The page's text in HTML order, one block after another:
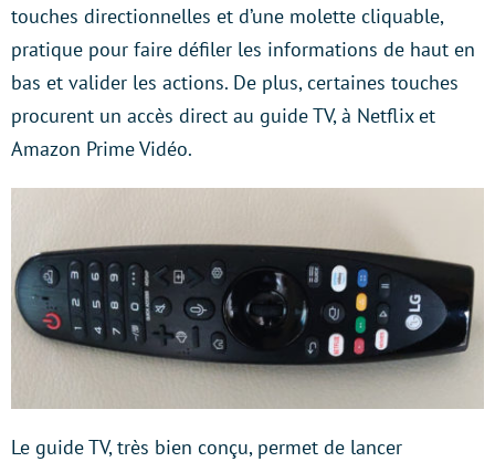
touches directionnelles et d’une molette cliquable,
pratique pour faire défiler les informations de haut en
bas et valider les actions. De plus, certaines touches
procurent un accès direct au guide TV, à Netflix et
Amazon Prime Vidéo.
Le guide TV, très bien conçu, permet de lancer